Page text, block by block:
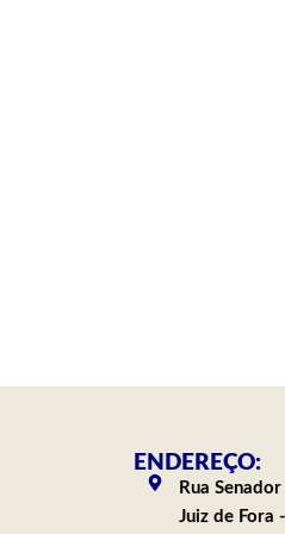
ENDEREÇO:
Rua
Juiz de Fora